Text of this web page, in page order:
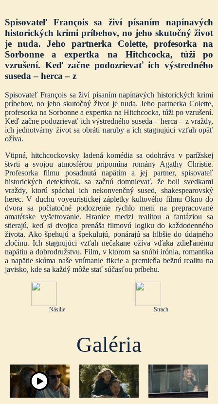
Spisovateľ François sa živí písaním napínavých
historických krimi príbehov, no jeho skutočný život
je nuda. Jeho partnerka Colette, profesorka na
Sorbonne a expertka na Hitchcocka, túži po
vzrušení. Keď začne podozrievať ich výstredného
suseda – herca – z
Spisovateľ François sa živí písaním napínavých historických krimi
príbehov, no jeho skutočný život je nuda. Jeho partnerka Colette,
profesorka na Sorbonne a expertka na Hitchcocka, túži po vzrušení.
Keď začne podozrievať ich výstredného suseda – herca – z vraždy,
ich jednotvárny život sa obráti naruby a ich stagnujúci vzťah opäť
ožíva.
Vtipná, hitchcockovsky ladená komédia sa odohráva v parížskej
štvrti a svojou atmosférou pripomína romány Agathy Christie.
Profesorka filmu posadnutá napätím a jej partner, spisovateľ
historických detektívok, sa začnú domnievať, že boli svedkami
vraždy, ktorú spáchal ich nekonvenčný sused, shakespearovský
herec. V duchu voyeuristickej zápletky kultového filmu Okno do
dvora sa počiatočné podozrenie rýchlo mení na prepracované
amatérske vyšetrovanie. Hranice medzi realitou a fantáziou sa
stierajú, keď si dvojica prenáša filmovú logiku do každodenného
života. Ako špehujú a špekulujú, ponárajú sa hlbšie do údajného
zločinu. Ich stagnujúci vzťah nečakane ožíva vďaka zdieľanému
napätiu a dobrodružstvu. Film, v ktorom sa snúbi irónia, romantika
a napätie skúma naše vnímanie fikcie a premieňa bežnú realitu na
javisko, kde sa každý môže stať súčasťou príbehu.
Násilie Strach
Galéria